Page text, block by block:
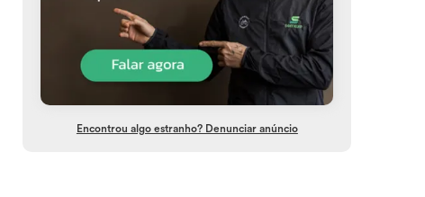
Encontrou algo estranho? Denunciar anúncio